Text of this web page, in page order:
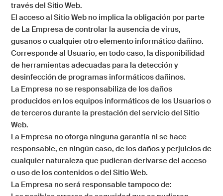
través del Sitio Web.
El acceso al Sitio Web no implica la obligación por parte
de La Empresa de controlar la ausencia de virus,
gusanos o cualquier otro elemento informático dañino.
Corresponde al Usuario, en todo caso, la disponibilidad
de herramientas adecuadas para la detección y
desinfección de programas informáticos dañinos.
La Empresa no se responsabiliza de los daños
producidos en los equipos informáticos de los Usuarios o
de terceros durante la prestación del servicio del Sitio
Web.
La Empresa no otorga ninguna garantía ni se hace
responsable, en ningún caso, de los daños y perjuicios de
cualquier naturaleza que pudieran derivarse del acceso
o uso de los contenidos o del Sitio Web.
La Empresa no será responsable tampoco de: